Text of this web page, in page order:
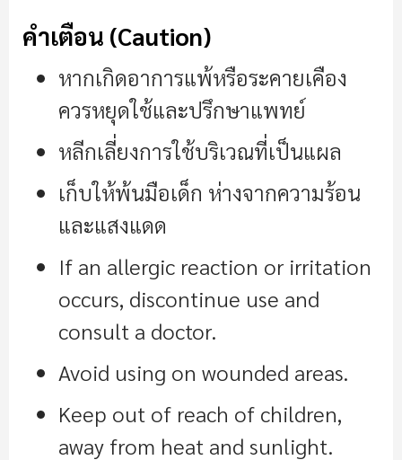
คำเตือน (Caution)
หากเกิดอาการแพ้หรือระคายเคือง
ควรหยุดใช้และปรึกษาแพทย์
หลีกเลี่ยงการใช้บริเวณที่เป็นแผล
เก็บให้พ้นมือเด็ก ห่างจากความร้อน
และแสงแดด
If an allergic reaction or irritation
occurs, discontinue use and
consult a doctor.
Avoid using on wounded areas.
Keep out of reach of children,
away from heat and sunlight.